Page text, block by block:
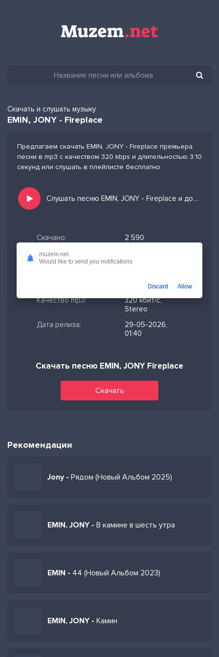
Скачать и слушать музыку
EMIN, JONY - Fireplace
Предлагаем скачать EMIN, JONY - Fireplace премьера
песни в mp3 с качеством 320 kbps и длительностью 3:10
секунд или слушать в плейлисте бесплатно
Слушать песню EMIN, JONY - Fireplace и добавить в избранных
Скачано:
2 590
Формат:
7.28 МБ
Качество mp3:
320 кбит/с,
Stereo
Дата релиза:
29-05-2026,
01:40
Скачать песню EMIN, JONY Fireplace
Скачать
Рекомендации
Jony - Рядом (Новый Альбом 2025)
EMIN, JONY - В камине в шесть утра
EMIN - 44 (Новый Альбом 2023)
EMIN, JONY - Камин
muzem.net
Would like to send you notifications
Discard Allow